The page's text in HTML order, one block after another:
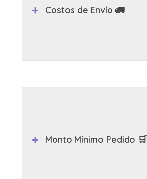
Costos de Envío 🚛
Monto Mínimo Pedido 🛒